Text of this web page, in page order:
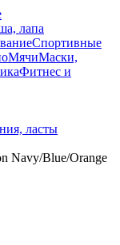
лапа
Спортивные
МячиМаски,
Фитнес и
ласты
Navy/Blue/Orange